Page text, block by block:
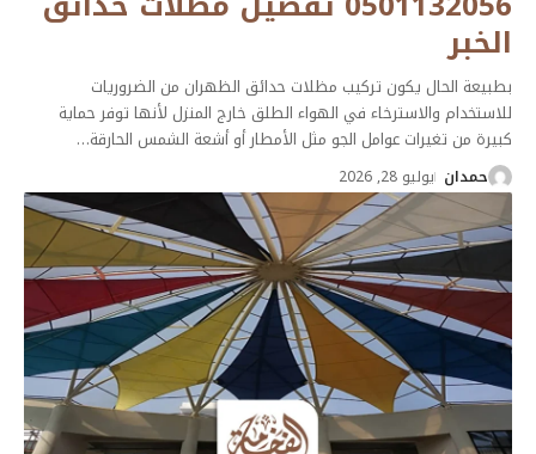
الخبر
بطبيعة الحال يكون تركيب مظلات حدائق الظهران من الضروريات
للاستخدام والاسترخاء في الهواء الطلق خارج المنزل لأنها توفر حماية
كبيرة من تغيرات عوامل الجو مثل الأمطار أو أشعة الشمس الحارقة…
حمدان يوليو 28, 2026